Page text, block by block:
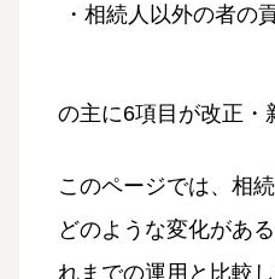
・相続人以外の者の
の主に6項目が改正・
このページでは、相
どのような変化があ
れまでの運用と比較